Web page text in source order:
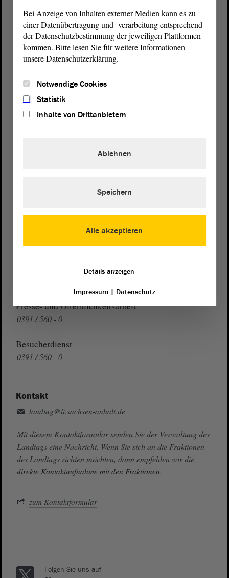
von Sachsen-Anhalt
0391 / 560 - 0
Presse- und Öffentlichkeitsarbeit
0391 / 560 - 0
Besucherdienst
0391 / 560 - 0
Kontakt
landtag@lt.sachsen-anhalt.de
Mit diesem Kontaktformular senden Sie der Verwaltung des
Landtags eine Nachricht. Wenn Sie sich an die Fraktionen
des Landtags richten möchten, dann empfehlen wir die
direkte Kontaktaufnahme mit den Fraktionen.
zum Kontaktformular
Folgen Sie uns auf
Bei Anzeige von Inhalten externer Medien kann es zu
einer Datenübertragung und -verarbeitung entsprechend
der Datenschutzbestimmung der jeweiligen Plattformen
kommen. Bitte lesen Sie für weitere Informationen
unsere Datenschutzerklärung.
Notwendige Cookies
Statistik
Inhalte von Drittanbietern
Alle akzeptieren
Ablehnen
Speichern
Details anzeigen
Impressum| Datenschutz